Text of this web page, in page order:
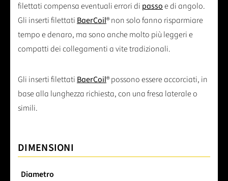
filettati compensa eventuali errori di passoe di angolo.
Gli inserti filettati BaerCoil® non solo fanno risparmiare
tempo e denaro, ma sono anche molto più leggeri e
compatti dei collegamenti a vite tradizionali.
Gli inserti filettati BaerCoil® possono essere accorciati, in
base alla lunghezza richiesta, con una fresa laterale o
simili.
DIMENSIONI
Diametro